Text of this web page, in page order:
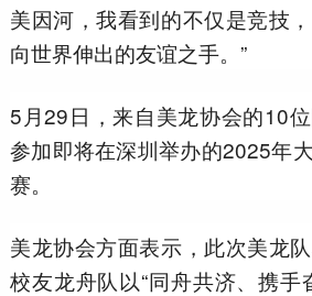
美因河，我看到的不仅是竞技
向世界伸出的友谊之手。”
5月29日，来自美龙协会的10
参加即将在深圳举办的2025年
赛。
美龙协会方面表示，此次美龙
校友龙舟队以“同舟共济、携手